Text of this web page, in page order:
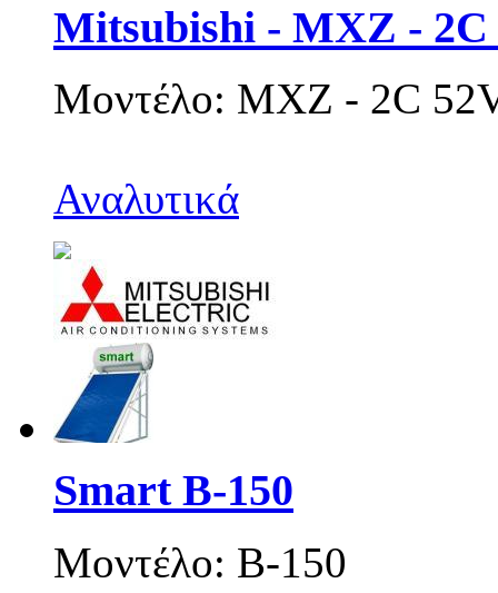
Mitsubishi - MXZ - 2C
Μοντέλο: MXZ - 2C
Αναλυτικά
Smart Β-150
Μοντέλο: B-150